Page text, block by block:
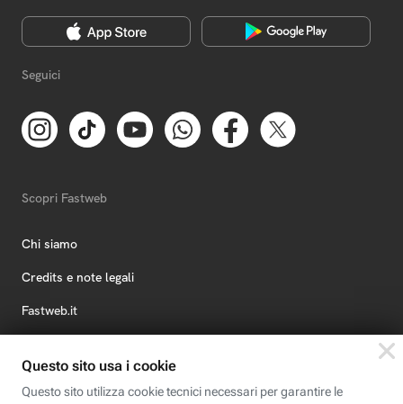
Seguici
Scopri Fastweb
Chi siamo
Credits e note legali
Fastweb.it
Fastweb Digital Academy